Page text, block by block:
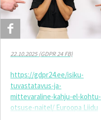
22.10.2025 (GDPR 24 FB)
https://gdpr24.ee/isiku-
tuvastatavus-ja-
mittevaraline-kahju-el-kohtu-
otsuse-naitel/ Euroopa Liidu